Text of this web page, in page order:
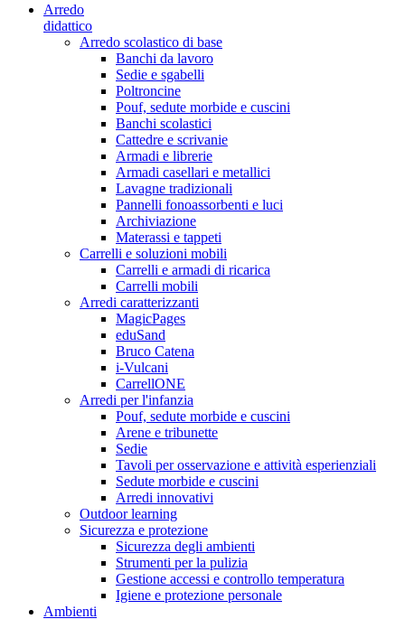
Arredo
didattico
Arredo scolastico di base
Banchi da lavoro
Sedie e sgabelli
Poltroncine
Pouf, sedute morbide e cuscini
Banchi scolastici
Cattedre e scrivanie
Armadi e librerie
Armadi casellari e metallici
Lavagne tradizionali
Pannelli fonoassorbenti e luci
Archiviazione
Materassi e tappeti
Carrelli e soluzioni mobili
Carrelli e armadi di ricarica
Carrelli mobili
Arredi caratterizzanti
MagicPages
eduSand
Bruco Catena
i-Vulcani
CarrellONE
Arredi per l'infanzia
Pouf, sedute morbide e cuscini
Arene e tribunette
Sedie
Tavoli per osservazione e attività esperienziali
Sedute morbide e cuscini
Arredi innovativi
Outdoor learning
Sicurezza e protezione
Sicurezza degli ambienti
Strumenti per la pulizia
Gestione accessi e controllo temperatura
Igiene e protezione personale
Ambienti